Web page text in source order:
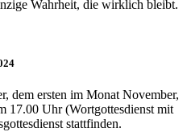
Wahrheit, die wirklich bleibt.
dem ersten im Monat November,
17.00 Uhr (Wortgottesdienst mit
stattfinden.